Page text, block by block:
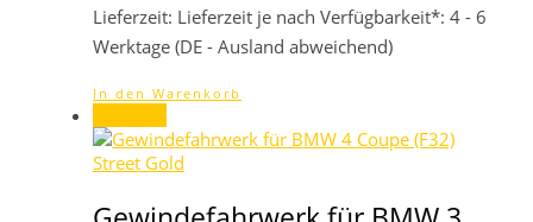
Lieferzeit: Lieferzeit je nach Verfügbarkeit*: 4 - 6
Werktage (DE - Ausland abweichend)
In den Warenkorb